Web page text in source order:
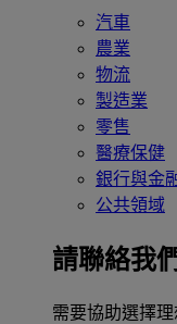
汽車
農業
物流
製造業
零售
醫療保健
銀行與金
公共領域
請聯絡我
需要協助選擇